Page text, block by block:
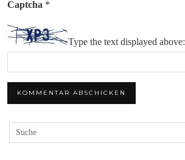
Captcha *
Type the text displayed above: